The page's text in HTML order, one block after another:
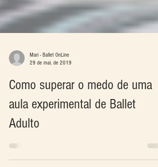
Mari - Ballet OnLine
29 de mai. de 2019
Como superar o medo de uma
aula experimental de Ballet
Adulto